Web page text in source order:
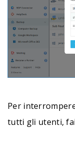
Per
tutti gli utenti,